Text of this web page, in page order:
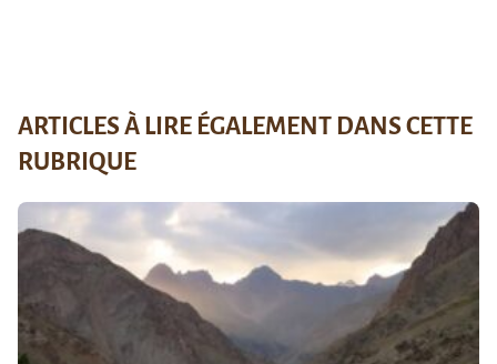
ARTICLES À LIRE ÉGALEMENT DANS CETTE
RUBRIQUE